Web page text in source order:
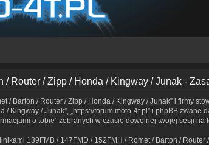
Router / Zipp / Honda / Kingway / Junak -
/ Router / Zipp / Honda / Kingway / Junak” i firmy
/ Junak”, „https://forum.moto-4t.pl” i phpBB zwane
o tobie” zebranych w czasie dowolnej twojej sesji na
139FMB / 147FMD / 152FMH / Romet / Barton /